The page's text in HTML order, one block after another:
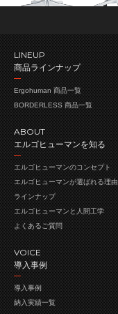
LINEUP
商品ラインナップ
Ergohuman 商品一覧
BORDERLESS 商品一覧
ABOUT
エルゴヒューマンを知る
エルゴヒューマンのコンセプト
エルゴヒューマンが選ばれる理由
ラインナップ
エルゴヒューマンと人間工学
よくあるご質問
VOICE
導入事例
導入事例
納入実績一覧